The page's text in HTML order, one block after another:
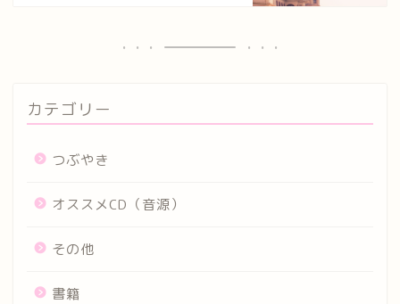
カテゴリー
つぶやき
オススメCD（音源）
その他
書籍